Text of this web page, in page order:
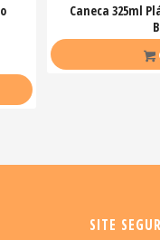
Caneca 325ml
SITE